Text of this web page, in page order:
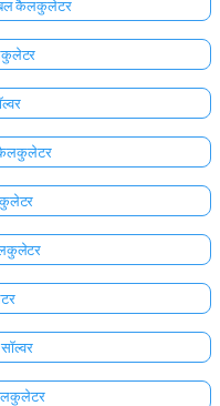
कैलकुलेटर
कैलकुलेटर